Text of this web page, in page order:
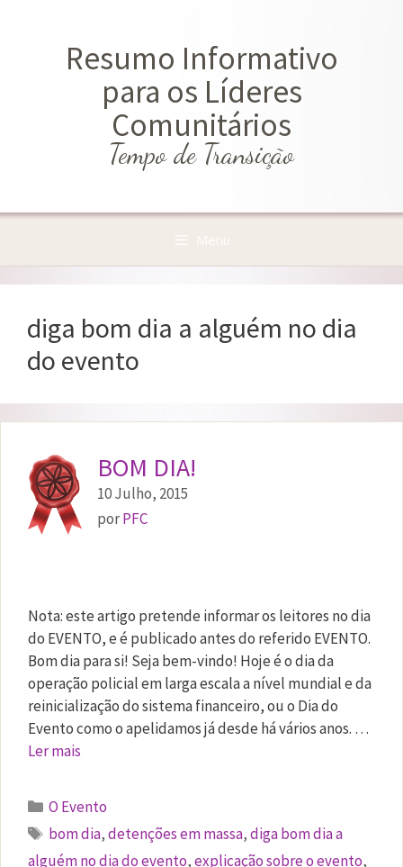
Resumo Informativo
para os Líderes
Comunitários
Tempo de Transição
Menu
diga bom dia a alguém no dia
do evento
BOM DIA!
10 Julho, 2015
porPFC
Nota: este artigo pretende informar os leitores no dia
do EVENTO, e é publicado antes do referido EVENTO.
Bom dia para si! Seja bem-vindo! Hoje é o dia da
operação policial em larga escala a nível mundial e da
reinicialização do sistema financeiro, ou o Dia do
Evento como o apelidamos já desde há vários anos. …
Ler mais
Categorias
O Evento
Etiquetas
bom dia,detenções em massa,diga bom dia a
alguém no dia do evento,explicação sobre o evento,